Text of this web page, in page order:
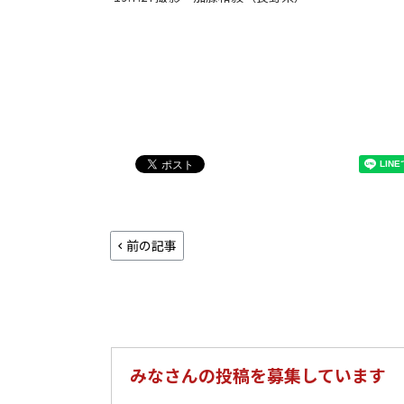
前の記事
みなさんの投稿を募集しています